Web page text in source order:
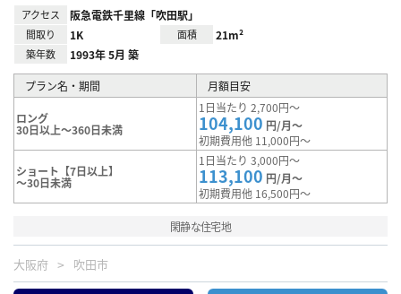
アクセス 阪急電鉄千里線「吹田駅」
間取り 1K 面積 21m²
築年数 1993年 5月 築
プラン名・期間 月額目安
ロング
30日以上～360日未満
1日当たり 2,700円～
104,100 円/月～
初期費用他 11,000円～
ショート【7日以上】
～30日未満
1日当たり 3,000円～
113,100 円/月～
初期費用他 16,500円～
閑静な住宅地
大阪府 吹田市